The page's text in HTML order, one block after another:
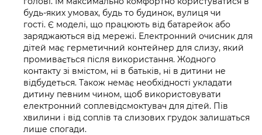
будь-яких умовах, будь то будинок, вулиця чи
гості. Є моделі, що працюють від батарейок або
заряджаються від мережі. Електронний очисник для
дітей має герметичний контейнер для слизу, який
промивається після використання. Жодного
контакту зі вмістом, ні в батьків, ні в дитини не
відбудеться. Також немає необхідності укладати
дитину певним чином, щоб використовувати
електронний соплевідсмоктувач для дітей. Пів
хвилини і від соплів та слизових грудок залишаться
лише спогади.